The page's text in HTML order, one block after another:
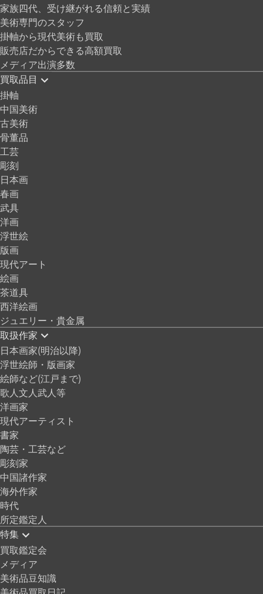
家族四代、受け継がれる信頼と実績
美術専門のスタッフ
掛軸から現代美術も買取
販売店だからできる高額買取
メディア出演多数
買取品目
掛軸
中国美術
古美術
骨董品
工芸
彫刻
日本画
春画
武具
洋画
浮世絵
版画
現代アート
絵画
茶道具
西洋絵画
ジュエリー・貴金属
取扱作家
日本画家(明治以降)
浮世絵師・版画家
絵師など(江戸まで)
歌人文人武人等
洋画家
現代アーティスト
書家
陶芸・工芸など
彫刻家
中国諸作家
海外作家
時代
所定鑑定人
特集
買取鑑定会
メディア
美術品豆知識